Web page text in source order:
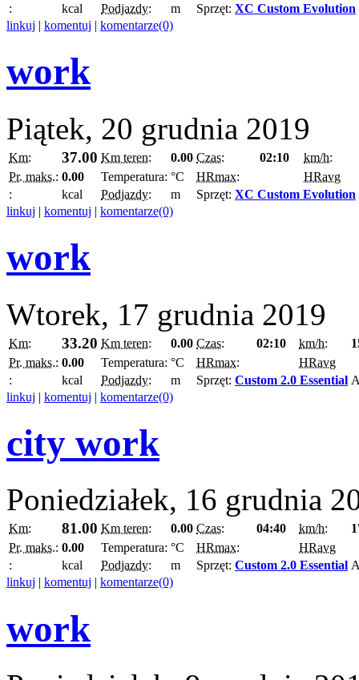
:
kcal Podjazdy: m Sprzęt: XC Custom Evolution
linkuj | komentuj | komentarze(0)
work
Piątek, 20 grudnia 2019
Km: 37.00 Km teren: 0.00 Czas: 02:10
km/h:
Pr. maks.: 0.00 Temperatura: °C HRmax:
HRavg
:
kcal Podjazdy: m Sprzęt: XC Custom Evolution
linkuj | komentuj | komentarze(0)
work
Wtorek, 17 grudnia 2019
Km: 33.20 Km teren: 0.00 Czas: 02:10 km/h:
Pr. maks.: 0.00 Temperatura: °C HRmax:
HRavg
:
kcal Podjazdy: m Sprzęt: Custom 2.0 Essential
linkuj | komentuj | komentarze(0)
city work
Poniedziałek, 16 grudnia
Km: 81.00 Km teren: 0.00 Czas: 04:40 km/h:
Pr. maks.: 0.00 Temperatura: °C HRmax:
HRavg
:
kcal Podjazdy: m Sprzęt: Custom 2.0 Essential
linkuj | komentuj | komentarze(0)
work